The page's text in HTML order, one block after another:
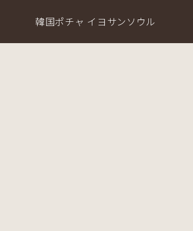
韓国ポチャ イヨサンソウル